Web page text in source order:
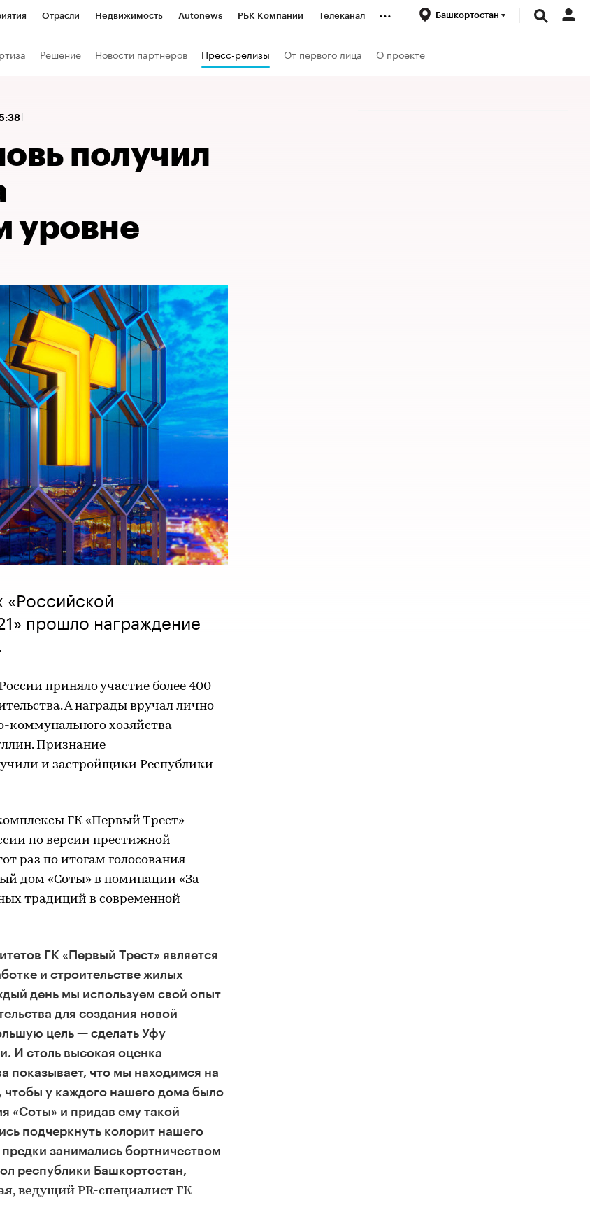
Отрасли Недвижимость Autonews РБК Компании Телеканал ... Башкортостан
Решение Новости партнеров Пресс-релизы От первого лица О проекте
получил
уровне
«Российской
прошло награждение
приняло участие более 400
А награды вручал лично
хозяйства
Признание
и застройщики Республики
ГК «Первый Трест»
по версии престижной
раз по итогам голосования
дом «Соты» в номинации «За
традиций в современной
ГК «Первый Трест» является
и строительстве жилых
день мы используем свой опыт
для создания новой
цель — сделать Уфу
И столь высокая оценка
показывает, что мы находимся на
у каждого нашего дома было
«Соты» и придав ему такой
подчеркнуть колорит нашего
занимались бортничеством
республики Башкортостан, —
ведущий PR-специалист ГК